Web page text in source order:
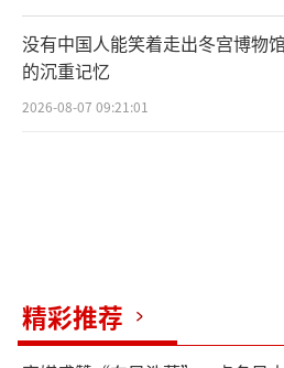
飞机落下来了，到底
明，从目前透露出的情况
部队关系不大，而是美军
军误击。毕竟在出事之前
没有中国人能笑着走出冬宫博物
的沉重记忆
2026-08-07 09:21:01
精彩推荐